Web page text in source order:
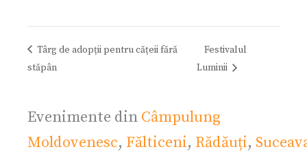
Târg de adopții pentru cățeii fără
stăpân
Festivalul
Luminii
Evenimente din Câmpulung
Moldovenesc, Fălticeni, Rădăuți,